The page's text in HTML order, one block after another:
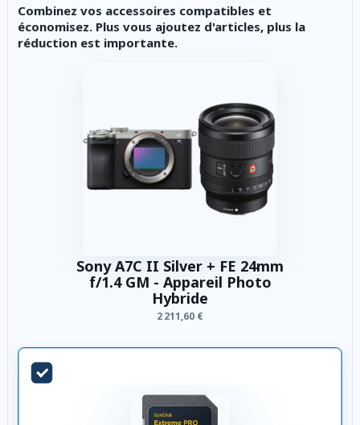
Combinez vos accessoires compatibles et
économisez. Plus vous ajoutez d'articles, plus la
réduction est importante.
Sony A7C II Silver + FE 24mm
f/1.4 GM - Appareil Photo
Hybride
2 211,60 €